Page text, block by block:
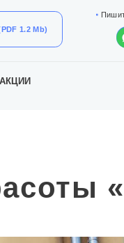
1.2 Mb)
АКЦИИ